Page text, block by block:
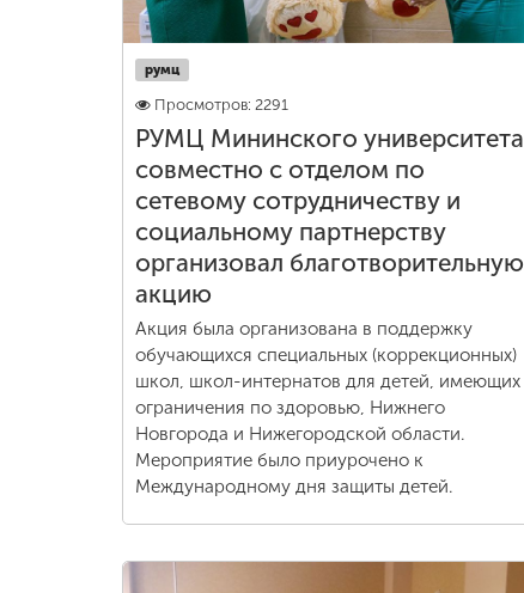
румц
Просмотров: 2291
РУМЦ Мининского университета
совместно с отделом по
сетевому сотрудничеству и
социальному партнерству
организовал благотворительную
акцию
Акция была организована в поддержку
обучающихся специальных (коррекционных)
школ, школ-интернатов для детей, имеющих
ограничения по здоровью, Нижнего
Новгорода и Нижегородской области.
Мероприятие было приурочено к
Международному дня защиты детей.